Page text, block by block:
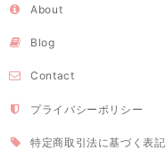
About
Blog
Contact
プライバシーポリシー
特定商取引法に基づく表記